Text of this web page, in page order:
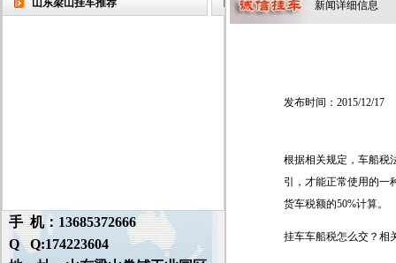
山东梁山挂车推荐
手 机：13685372666
Q Q:174223604
新闻详细信息
发布时间：2015/12/17
根据相关规定，车船税
引，才能正常使用的一
货车税额的50%计算。
挂车车船税怎么交？相